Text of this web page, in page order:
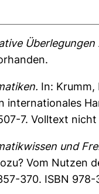
In: Krumm,
internationales
7. Volltext
und
Vom Nutzen
370. ISBN